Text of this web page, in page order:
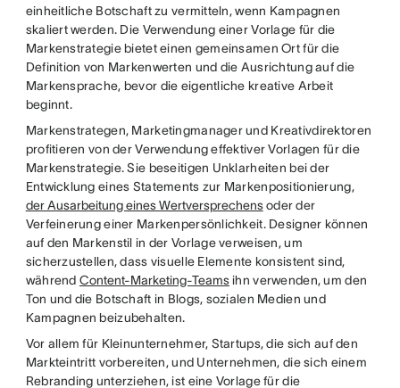
einheitliche Botschaft zu vermitteln, wenn Kampagnen
skaliert werden. Die Verwendung einer Vorlage für die
Markenstrategie bietet einen gemeinsamen Ort für die
Definition von Markenwerten und die Ausrichtung auf die
Markensprache, bevor die eigentliche kreative Arbeit
beginnt.
Markenstrategen, Marketingmanager und Kreativdirektoren
profitieren von der Verwendung effektiver Vorlagen für die
Markenstrategie. Sie beseitigen Unklarheiten bei der
Entwicklung eines Statements zur Markenpositionierung,
der Ausarbeitung eines Wertversprechensoder der
Verfeinerung einer Markenpersönlichkeit. Designer können
auf den Markenstil in der Vorlage verweisen, um
sicherzustellen, dass visuelle Elemente konsistent sind,
während Content-Marketing-Teamsihn verwenden, um den
Ton und die Botschaft in Blogs, sozialen Medien und
Kampagnen beizubehalten.
Vor allem für Kleinunternehmer, Startups, die sich auf den
Markteintritt vorbereiten, und Unternehmen, die sich einem
Rebranding unterziehen, ist eine Vorlage für die